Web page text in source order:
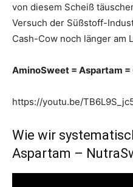
von diesem Scheiß
Versuch der Süßstoff-
Cash-Cow noch länger am
AminoSweet = Aspartam =
https://youtu.be/
Wie wir
Aspartam –